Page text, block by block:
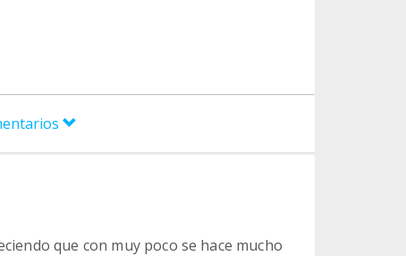
que con muy poco se hace mucho